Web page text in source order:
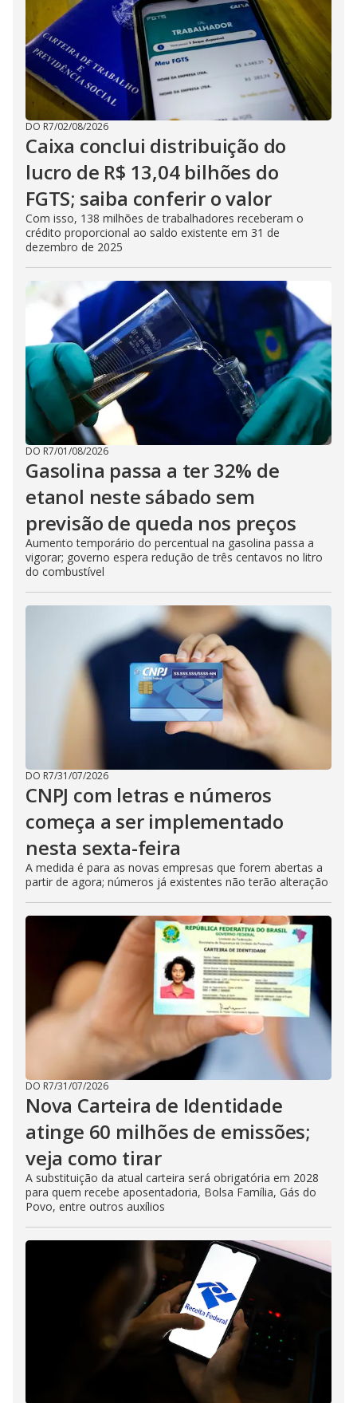
DO R7/02/08/2026
Caixa conclui distribuição do
lucro de R$ 13,04 bilhões do
FGTS; saiba conferir o valor
Com isso, 138 milhões de trabalhadores receberam o
crédito proporcional ao saldo existente em 31 de
dezembro de 2025
DO R7/01/08/2026
Gasolina passa a ter 32% de
etanol neste sábado sem
previsão de queda nos preços
Aumento temporário do percentual na gasolina passa a
vigorar; governo espera redução de três centavos no litro
do combustível
DO R7/31/07/2026
CNPJ com letras e números
começa a ser implementado
nesta sexta-feira
A medida é para as novas empresas que forem abertas a
partir de agora; números já existentes não terão alteração
DO R7/31/07/2026
Nova Carteira de Identidade
atinge 60 milhões de emissões;
veja como tirar
A substituição da atual carteira será obrigatória em 2028
para quem recebe aposentadoria, Bolsa Família, Gás do
Povo, entre outros auxílios